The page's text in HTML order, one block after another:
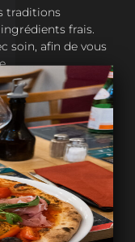
traditions
frais.
soin, afin de vous